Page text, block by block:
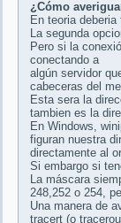
¿Cómo
En teoria
La segunda
Pero si la
conectando a
algún servidor
cabeceras del
Esta sera la
tambien es la
En Windows,
figuran nuestra
directamente al
Si embargo si
La máscara
248,252 o 254,
Una manera de
tracert (o